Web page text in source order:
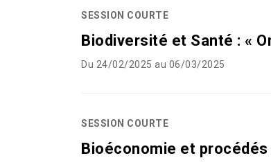
SESSION COURTE
Biodiversité et Santé : «
Du 24/02/2025 au 06/03/2025
SESSION COURTE
Bioéconomie et